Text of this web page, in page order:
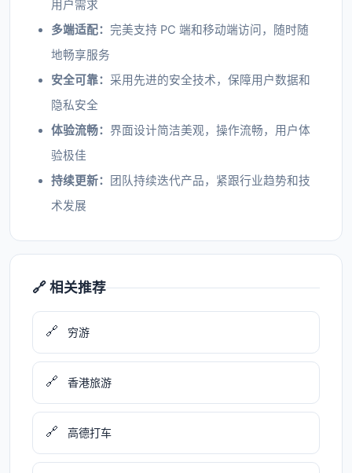
用户需求
多端适配： 完美支持 PC 端和移动端访问，随时随
地畅享服务
安全可靠： 采用先进的安全技术，保障用户数据和
隐私安全
体验流畅： 界面设计简洁美观，操作流畅，用户体
验极佳
持续更新：
团队持续迭代产品，紧跟行业趋势和技
术发展
🔗 相关推荐
🔗 穷游
🔗 香港旅游
🔗 高德打车